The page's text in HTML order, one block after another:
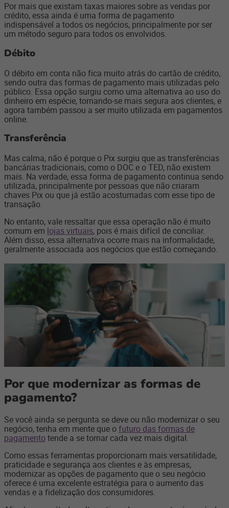
Por mais que existam taxas maiores sobre as vendas por
crédito, essa ainda é uma forma de pagamento
indispensável a todos os negócios, principalmente por ser
um método seguro para todos os envolvidos.
Débito
O débito em conta não fica muito atrás do cartão de crédito,
sendo outra das formas de pagamento mais utilizadas pelo
público. Essa opção surgiu como uma alternativa ao uso do
dinheiro em espécie, tornando-se mais segura aos clientes, e
agora também passou a ser muito utilizada em pagamentos
online.
Transferência
Mas calma, não é porque o Pix surgiu que as transferências
bancárias tradicionais, como o DOC e o TED, não existem
mais. Na verdade, essa forma de pagamento continua sendo
utilizada, principalmente por pessoas que não criaram
chaves Pix ou que já estão acostumadas com esse tipo de
transação.
No entanto, vale ressaltar que essa operação não é muito
comum em lojas virtuais, pois é mais difícil de conciliar.
Além disso, essa alternativa ocorre mais na informalidade,
geralmente associada aos negócios que estão começando.
Por que modernizar as formas de
pagamento?
Se você ainda se pergunta se deve ou não modernizar o seu
negócio, tenha em mente que ofuturo das formas de
pagamentotende a se tornar cada vez mais digital.
Como essas ferramentas proporcionam mais versatilidade,
praticidade e segurança aos clientes e às empresas,
modernizar as opções de pagamento que o seu negócio
oferece é uma excelente estratégia para o aumento das
vendas e a fidelização dos consumidores.